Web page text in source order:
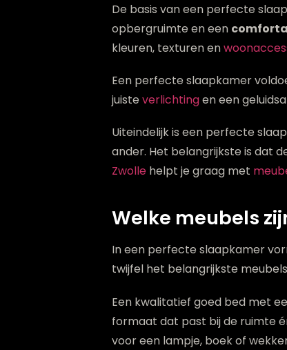
De basis van een perfecte
opbergruimte en een
kleuren, texturen en
Een perfecte slaapkamer
juisteverlichtingen een
Uiteindelijk is een perfecte
ander. Het belangrijkste is dat
Zwolle helpt je graag met
Welke meubels
In een perfecte slaapkamer
twijfel het belangrijkste
Een kwalitatief goed bed met
formaat dat past bij de ruimte
voor een lampje, boek of